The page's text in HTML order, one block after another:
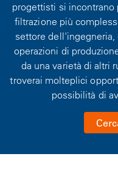
progettisti si
filtrazione più
settore
operazioni di
da una varietà di altri
troverai molteplici
possibilità di